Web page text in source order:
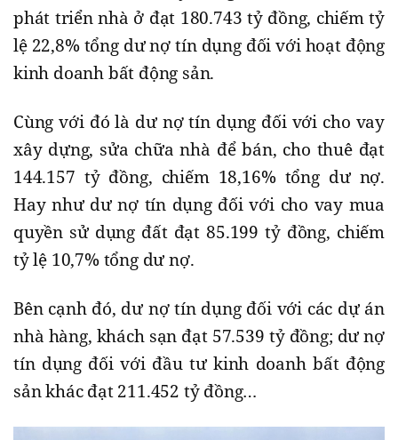
phát triển nhà ở đạt 180.743 tỷ đồng, chiếm tỷ
lệ 22,8% tổng dư nợ tín dụng đối với hoạt động
kinh doanh bất động sản.
Cùng với đó là dư nợ tín dụng đối với cho vay
xây dựng, sửa chữa nhà để bán, cho thuê đạt
144.157 tỷ đồng, chiếm 18,16% tổng dư nợ.
Hay như dư nợ tín dụng đối với cho vay mua
quyền sử dụng đất đạt 85.199 tỷ đồng, chiếm
tỷ lệ 10,7% tổng dư nợ.
Bên cạnh đó, dư nợ tín dụng đối với các dự án
nhà hàng, khách sạn đạt 57.539 tỷ đồng; dư nợ
tín dụng đối với đầu tư kinh doanh bất động
sản khác đạt 211.452 tỷ đồng…